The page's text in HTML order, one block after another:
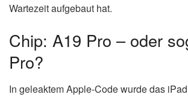
Wartezeit aufgebaut hat.
Chip: A19 Pro – oder
Pro?
In geleaktem Apple-Code wurde das